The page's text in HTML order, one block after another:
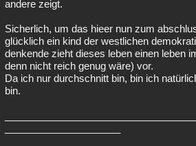
andere zeigt.
Sicherlich, um das hieer nun zum
glücklich ein kind der westlichen
denkende zieht dieses leben einen leben
denn nicht reich genug wäre) vor.
Da ich nur durchschnitt bin, bin ich
bin.